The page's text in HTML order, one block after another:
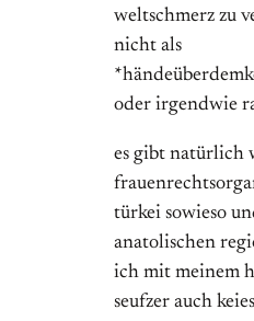
weltschmerz zu
nicht als
oder irgendwie
es gibt natürlich
türkei sowieso
anatolischen
ich mit meinem
seufzer auch